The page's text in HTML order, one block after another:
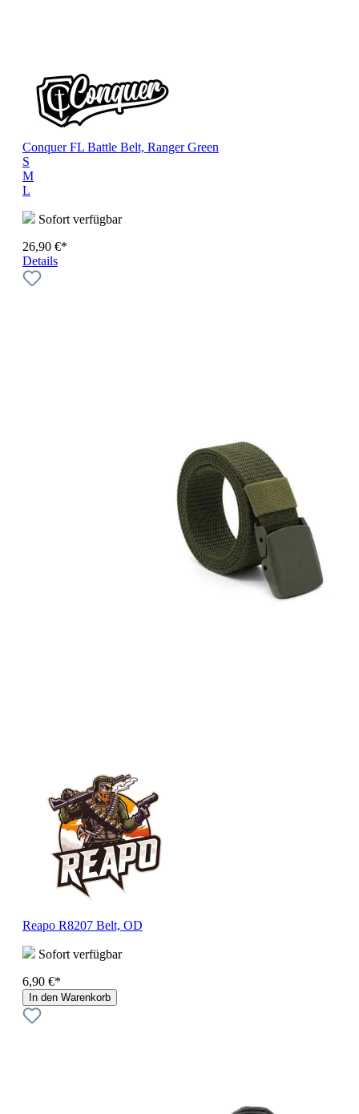
Conquer FL Battle Belt, Ranger Green
S
M
L
Sofort verfügbar
26,90 €*
Details
Reapo R8207 Belt, OD
Sofort verfügbar
6,90 €*
In den Warenkorb